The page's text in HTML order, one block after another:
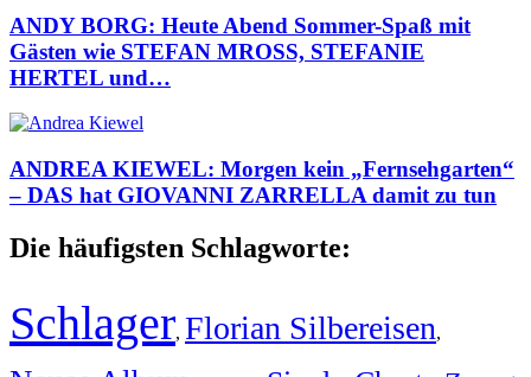
ANDY BORG: Heute Abend Sommer-Spaß mit
Gästen wie STEFAN MROSS, STEFANIE
HERTEL und…
ANDREA KIEWEL: Morgen kein „Fernsehgarten“
– DAS hat GIOVANNI ZARRELLA damit zu tun
Die häufigsten Schlagworte:
Schlager, Florian Silbereisen,